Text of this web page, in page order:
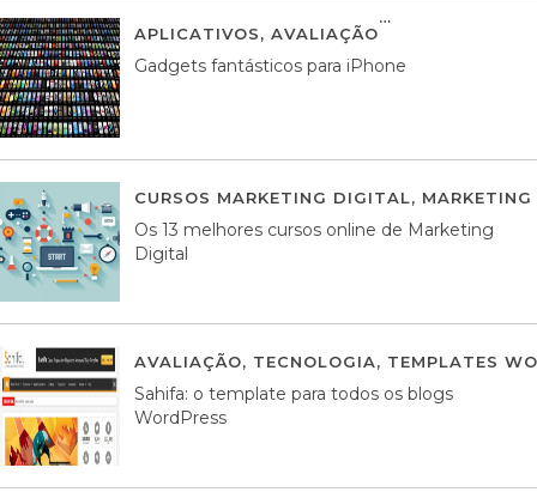
APLICATIVOS, AVALIAÇÃO
Gadgets fantásticos para iPhone
CURSOS MARKETING DIGITAL,
Os 13 melhores cursos online de Marketing
Digital
AVALIAÇÃO, TECNOLOGIA, TEMPLATES
Sahifa: o template para todos os blogs
WordPress